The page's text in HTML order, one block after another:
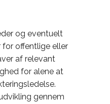
og eventuelt
offentlige eller
af relevant
for alene at
gennem